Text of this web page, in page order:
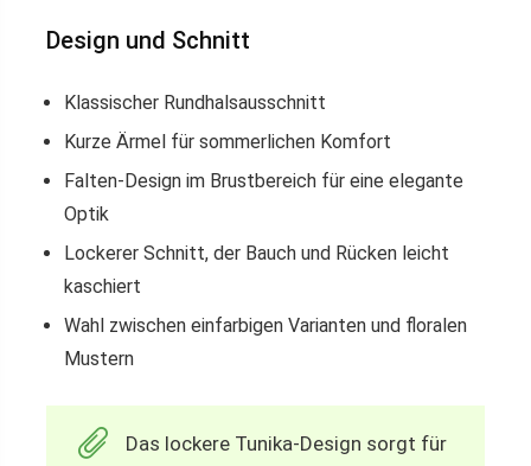
Design und Schnitt
Klassischer Rundhalsausschnitt
Kurze Ärmel für sommerlichen Komfort
Falten-Design im Brustbereich für eine elegante
Optik
Lockerer Schnitt, der Bauch und Rücken leicht
kaschiert
Wahl zwischen einfarbigen Varianten und floralen
Mustern
Das lockere Tunika-Design sorgt für